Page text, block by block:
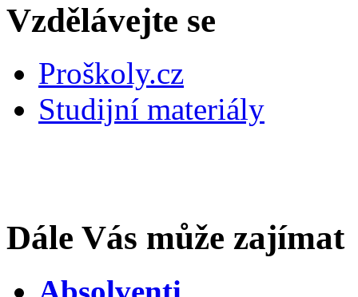
Vzdělávejte se
Proškoly.cz
Studijní materiály
Dále Vás může zajímat